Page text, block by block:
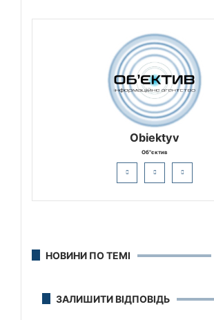
Obiektyv
Об"єктив
НОВИНИ ПО ТЕМІ
ЗАЛИШИТИ ВІДПОВІДЬ